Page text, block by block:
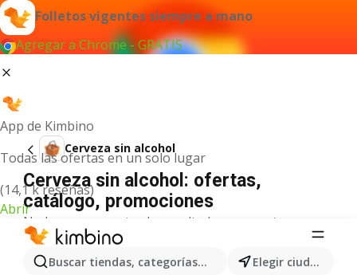
Folletos vigentes siempre a mano
Agregar a Chrome - GRATIS
App de Kimbino
Todas las ofertas en un solo lugar
(14,1 k reseñas)
Abrir
Buscar tiendas, categorías, productos... Elegir ciudad
Cerveza sin alcohol
Cerveza sin alcohol: ofertas,
catálogo, promociones
No hemos encontrado resultados para este
término.
Cerveza sin alcohol en oferta -